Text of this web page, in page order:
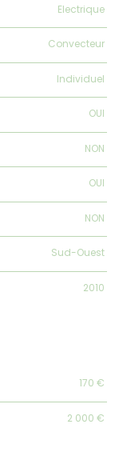
Electrique
Convecteur
Individuel
OUI
NON
OUI
NON
Sud-Ouest
2010
170 €
2 000 €